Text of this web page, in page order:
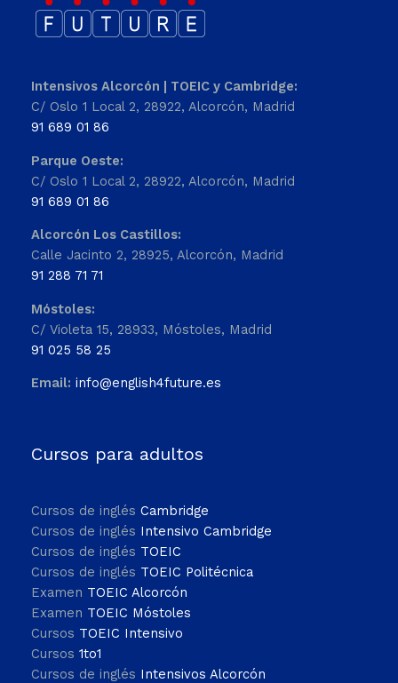
Intensivos Alcorcón | TOEIC y Cambridge:
C/ Oslo 1 Local 2, 28922, Alcorcón, Madrid
91 689 01 86
Parque Oeste:
C/ Oslo 1 Local 2, 28922, Alcorcón, Madrid
91 689 01 86
Alcorcón Los Castillos:
Calle Jacinto 2, 28925, Alcorcón, Madrid
91 288 71 71
Móstoles:
C/ Violeta 15, 28933, Móstoles, Madrid
91 025 58 25
Email: info@english4future.es
Cursos para adultos
Cursos de inglés Cambridge
Cursos de inglés Intensivo Cambridge
Cursos de inglés TOEIC
Cursos de inglés TOEIC Politécnica
Examen TOEIC Alcorcón
Examen TOEIC Móstoles
Cursos TOEIC Intensivo
Cursos 1to1
Cursos de inglés Intensivos Alcorcón